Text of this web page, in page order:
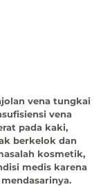
vena tungkai
vena
pada kaki,
berkelok dan
kosmetik,
medis karena